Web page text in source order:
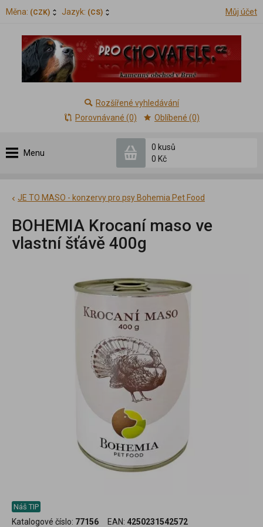
Měna: (CZK) Jazyk: (CS) Můj účet
Menu
0 kusů
0 Kč
Rozšířené vyhledávání
Porovnávané (0)
Oblíbené (0)
JE TO MASO - konzervy pro psy Bohemia Pet Food
BOHEMIA Krocaní maso ve
vlastní šťávě 400g
Náš TIP
Katalogové číslo: 77156 EAN: 4250231542572